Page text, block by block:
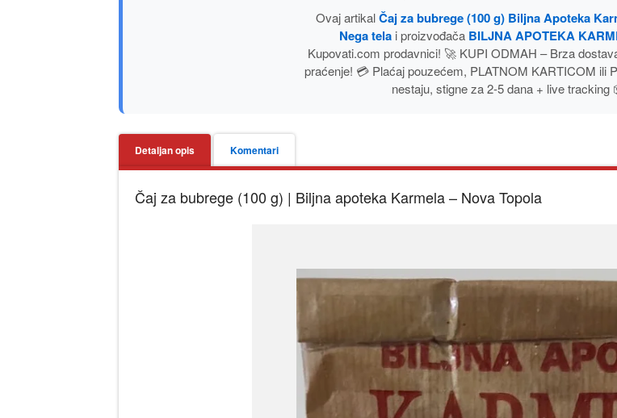
Ovaj artikalČaj za bubrege (100 g) Biljna Apoteka
Nega tela i proizvođača BILJNA APOTEKA
Kupovati.com prodavnici! 🚀 KUPI ODMAH – Brza
praćenje! 💳 Plaćaj pouzećem, PLATNOM KARTICOM ili
nestaju, stigne za 2-5 dana + live tracking
Detaljan opis Komentari
Čaj za bubrege (100 g) | Biljna apoteka Karmela – Nova Topola